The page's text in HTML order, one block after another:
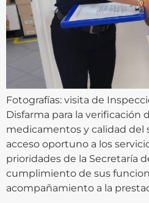
Fotografías: visita de
Disfarma para la verificación
medicamentos y calidad del
acceso oportuno a los
prioridades de la Secretaría
cumplimiento de sus
acompañamiento a la